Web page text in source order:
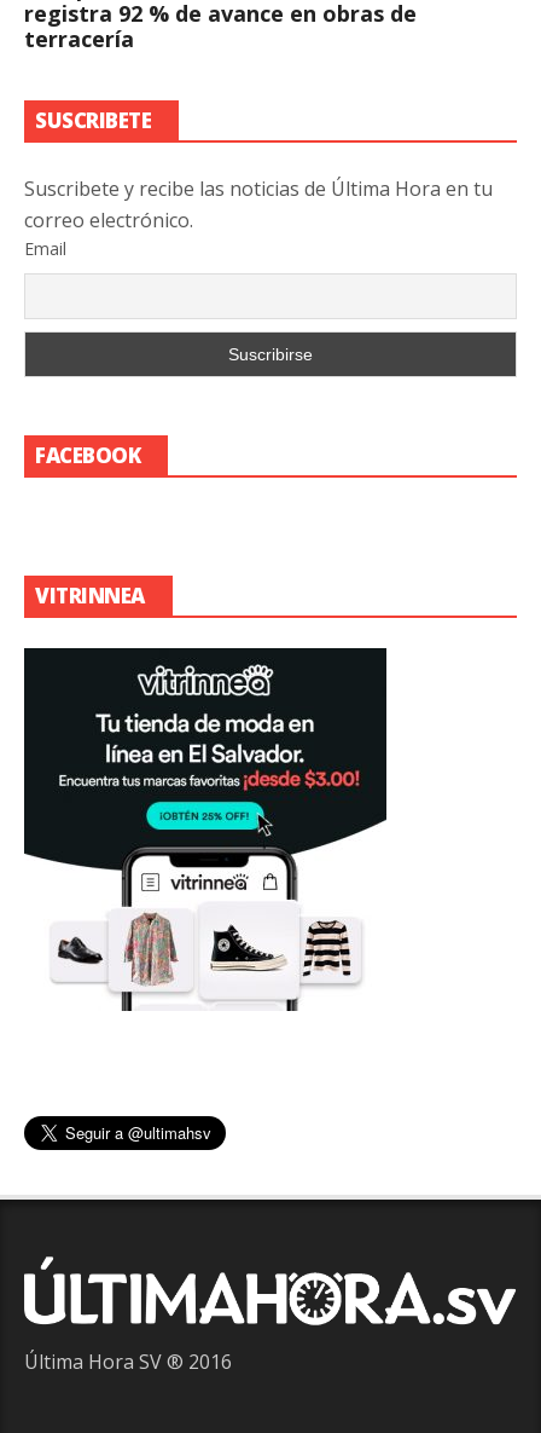
registra 92 % de avance en obras de
terracería
SUSCRIBETE
Suscribete y recibe las noticias de Última Hora en tu
correo electrónico.
Email
FACEBOOK
VITRINNEA
Última Hora SV ® 2016